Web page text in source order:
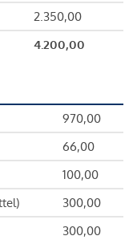
2.350,00
4.200,00
970,00
66,00
100,00
300,00
300,00